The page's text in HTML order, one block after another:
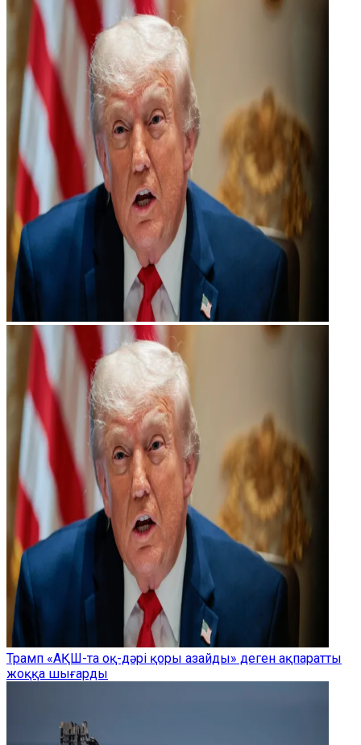
Трамп «АҚШ-та оқ-дәрі қоры азайды» деген ақпаратты
жоққа шығарды